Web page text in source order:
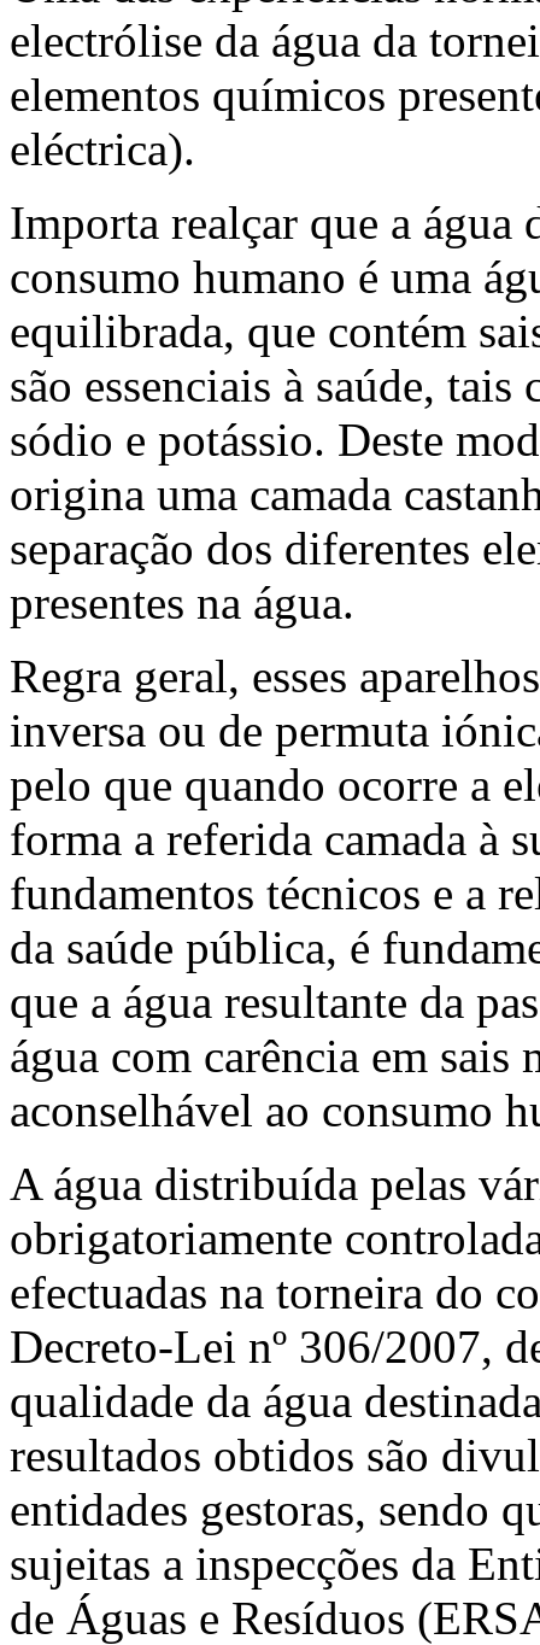
electrólise da água da
elementos químicos
eléctrica).
Importa realçar que a água
consumo humano é uma
equilibrada, que contém
são essenciais à saúde,
sódio e potássio. Deste
origina uma camada
separação dos diferentes
presentes na água.
Regra geral, esses
inversa ou de permuta
pelo que quando ocorre a
forma a referida camada à
fundamentos técnicos e a
da saúde pública, é
que a água resultante da
água com carência em
aconselhável ao consumo
A água distribuída pelas
obrigatoriamente
efectuadas na torneira do
Decreto-Lei nº 306/2007,
qualidade da água
resultados obtidos são
entidades gestoras, sendo
sujeitas a inspecções da
de Águas e Resíduos